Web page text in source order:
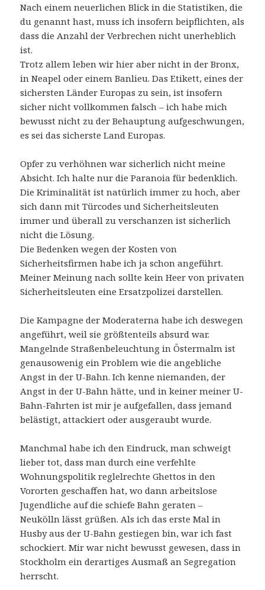
Nach einem neuerlichen Blick in die Statistiken, die
du genannt hast, muss ich insofern beipflichten, als
dass die Anzahl der Verbrechen nicht unerheblich
ist.
Trotz allem leben wir hier aber nicht in der Bronx,
in Neapel oder einem Banlieu. Das Etikett, eines der
sichersten Länder Europas zu sein, ist insofern
sicher nicht vollkommen falsch – ich habe mich
bewusst nicht zu der Behauptung aufgeschwungen,
es sei das sicherste Land Europas.
Opfer zu verhöhnen war sicherlich nicht meine
Absicht. Ich halte nur die Paranoia für bedenklich.
Die Kriminalität ist natürlich immer zu hoch, aber
sich dann mit Türcodes und Sicherheitsleuten
immer und überall zu verschanzen ist sicherlich
nicht die Lösung.
Die Bedenken wegen der Kosten von
Sicherheitsfirmen habe ich ja schon angeführt.
Meiner Meinung nach sollte kein Heer von privaten
Sicherheitsleuten eine Ersatzpolizei darstellen.
Die Kampagne der Moderaterna habe ich deswegen
angeführt, weil sie größtenteils absurd war.
Mangelnde Straßenbeleuchtung in Östermalm ist
genausowenig ein Problem wie die angebliche
Angst in der U-Bahn. Ich kenne niemanden, der
Angst in der U-Bahn hätte, und in keiner meiner U-
Bahn-Fahrten ist mir je aufgefallen, dass jemand
belästigt, attackiert oder ausgeraubt wurde.
Manchmal habe ich den Eindruck, man schweigt
lieber tot, dass man durch eine verfehlte
Wohnungspolitik reglelrechte Ghettos in den
Vororten geschaffen hat, wo dann arbeitslose
Jugendliche auf die schiefe Bahn geraten –
Neukölln lässt grüßen. Als ich das erste Mal in
Husby aus der U-Bahn gestiegen bin, war ich fast
schockiert. Mir war nicht bewusst gewesen, dass in
Stockholm ein derartiges Ausmaß an Segregation
herrscht.